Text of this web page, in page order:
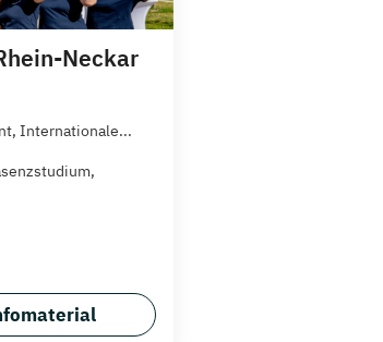
Neckar
Internationale...